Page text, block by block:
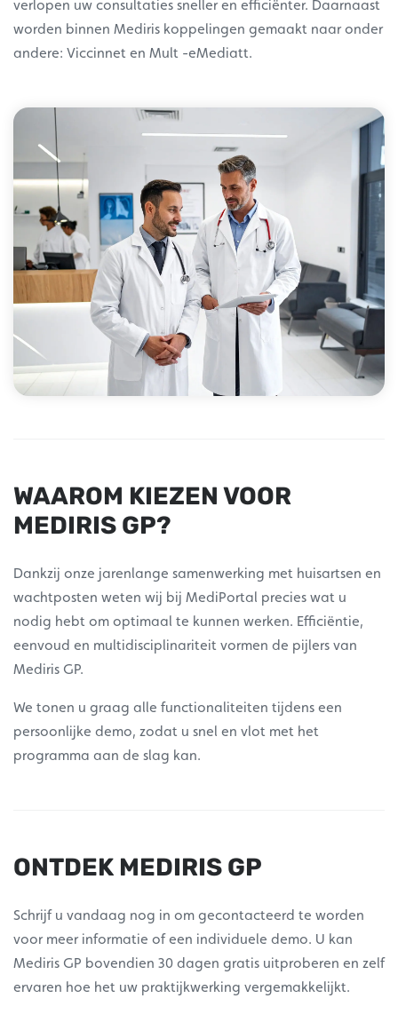
verlopen uw consultaties sneller en efficiënter. Daarnaast
worden binnen Mediris koppelingen gemaakt naar onder
andere: Viccinnet en Mult -eMediatt.
WAAROM KIEZEN VOOR
MEDIRIS GP?
Dankzij onze jarenlange samenwerking met huisartsen en
wachtposten weten wij bij MediPortal precies wat u
nodig hebt om optimaal te kunnen werken. Efficiëntie,
eenvoud en multidisciplinariteit vormen de pijlers van
Mediris GP.
We tonen u graag alle functionaliteiten tijdens een
persoonlijke demo, zodat u snel en vlot met het
programma aan de slag kan.
ONTDEK MEDIRIS GP
Schrijf u vandaag nog in om gecontacteerd te worden
voor meer informatie of een individuele demo. U kan
Mediris GP bovendien 30 dagen gratis uitproberen en zelf
ervaren hoe het uw praktijkwerking vergemakkelijkt.